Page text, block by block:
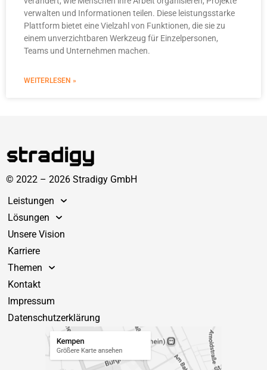
verwalten und Informationen teilen. Diese leistungsstarke
Plattform bietet eine Vielzahl von Funktionen, die sie zu
einem unverzichtbaren Werkzeug für Einzelpersonen,
Teams und Unternehmen machen.
WEITERLESEN »
© 2022 – 2026 Stradigy GmbH
Leistungen
Lösungen
Unsere Vision
Karriere
Themen
Kontakt
Impressum
Datenschutzerklärung